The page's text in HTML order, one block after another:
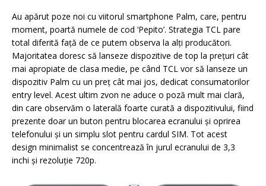
Au apărut poze noi cu viitorul smartphone Palm, care, pentru
moment, poartă numele de cod ‘Pepito’. Strategia TCL pare
total diferită față de ce putem observa la alți producători.
Majoritatea doresc să lanseze dispozitive de top la prețuri cât
mai apropiate de clasa medie, pe când TCL vor să lanseze un
dispozitiv Palm cu un preț cât mai jos, dedicat consumatorilor
entry level. Acest ultim zvon ne aduce o poză mult mai clară,
din care observăm o laterală foarte curată a dispozitivului, fiind
prezente doar un buton pentru blocarea ecranului și oprirea
telefonului și un simplu slot pentru cardul SIM. Tot acest
design minimalist se concentrează în jurul ecranului de 3,3
inchi și rezoluție 720p.